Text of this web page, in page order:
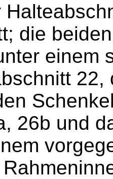
die
einem
22,
26b und